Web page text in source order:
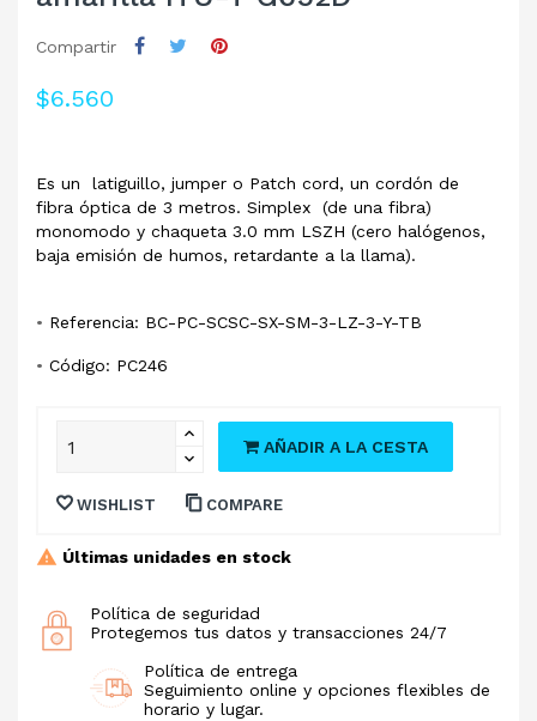
Compartir
$6.560
Es un latiguillo, jumper o Patch cord, un cordón de
fibra óptica de 3 metros. Simplex (de una fibra)
monomodo y chaqueta 3.0 mm LSZH (cero halógenos,
baja emisión de humos, retardante a la llama).
• Referencia: BC-PC-SCSC-SX-SM-3-LZ-3-Y-TB
• Código: PC246
AÑADIR A LA CESTA
WISHLIST COMPARE
Últimas unidades en stock
Política de seguridad
Protegemos tus datos y transacciones 24/7
Política de entrega
Seguimiento online y opciones flexibles de
horario y lugar.